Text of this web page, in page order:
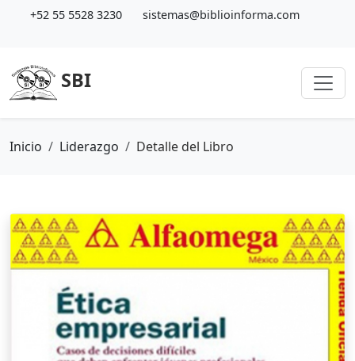
+52 55 5528 3230 sistemas@biblioinforma.com
SBI
Inicio Liderazgo Detalle del Libro